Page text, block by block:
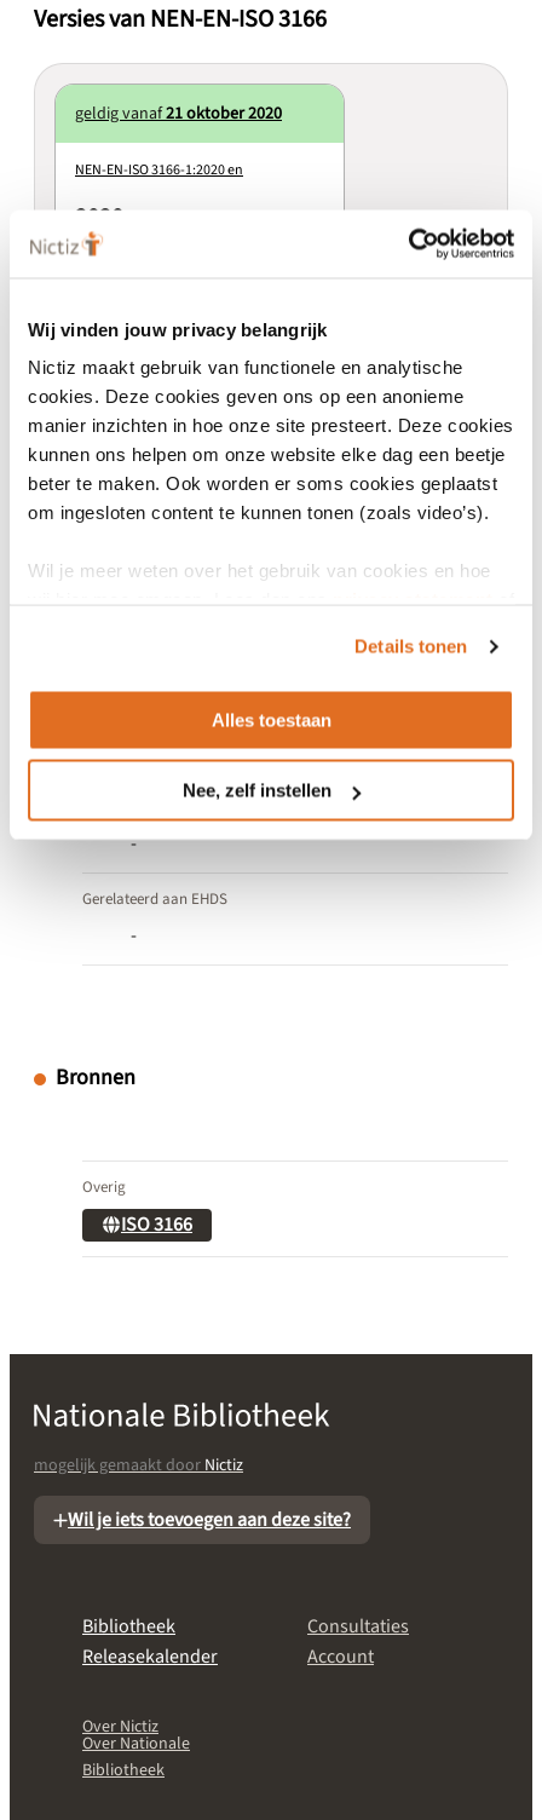
Wij vinden jouw privacy belangrijk
Nictiz maakt gebruik van functionele en analytische
cookies. Deze cookies geven ons op een anonieme
manier inzichten in hoe onze site presteert. Deze cookies
kunnen ons helpen om onze website elke dag een beetje
beter te maken. Ook worden er soms cookies geplaatst
om ingesloten content te kunnen tonen (zoals video’s).
Wil je meer weten over het gebruik van cookies en hoe
Details tonen
Alles toestaan
Nee, zelf instellen
Versies van NEN-EN-ISO 3166
geldig vanaf21 oktober 2020
NEN-EN-ISO 3166-1:2020 en
2020 en
names of countries and their
subdivisions - Part 1: Country code
Eigenschappen
Soort generieke specificatie
Taal
Gerelateerd aan Wegiz
-
Gerelateerd aan EHDS
-
Bronnen
Overig
ISO 3166
mogelijk gemaakt doorNictiz
Wil je iets toevoegen aan deze site?
Bibliotheek
Releasekalender
Consultaties
Account
Over Nictiz
Over Nationale
Bibliotheek